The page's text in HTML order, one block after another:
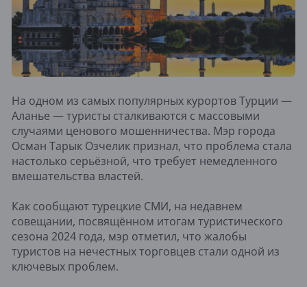
На одном из самых популярных курортов Турции —
Аланье — туристы сталкиваются с массовыми
случаями ценового мошенничества. Мэр города
Осман Тарык Озчелик признал, что проблема стала
настолько серьёзной, что требует немедленного
вмешательства властей.
Как сообщают турецкие СМИ, на недавнем
совещании, посвящённом итогам туристического
сезона 2024 года, мэр отметил, что жалобы
туристов на нечестных торговцев стали одной из
ключевых проблем.